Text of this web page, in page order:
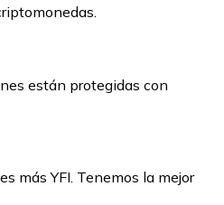
están protegidas con
más YFI. Tenemos la mejor